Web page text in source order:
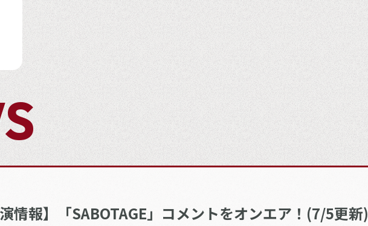
演情報】「SABOTAGE」コメントをオンエア！(7/5更新)